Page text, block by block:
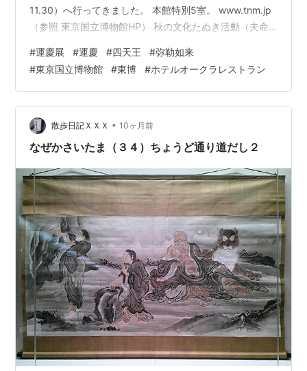
11.30）へ行ってきました。 本館特別5室。 www.tnm.jp
（参照 東京国立博物館HP） 秋の文化たぬき活動（夫命
土日は混みまくっているようですね(；・∀・) わたしは水
曜日の12時ころ行ったので並びませんでしたが、14時前
くらいにふと見たら外まで行列でした。 お昼ご飯が終わ
った人たちが来たのかも。 計画的に行く必要がありそう
です🤔 この展覧会はシンプルに7軀の像し…
#運慶展 #運慶 #四天王 #弥勒如来
#東京国立博物館 #東博 #ホテルオークラレストラン
散歩日記ＸＸＸ • 10ヶ月前
なぜかさいたま（３４）ちょうど通り道だし２